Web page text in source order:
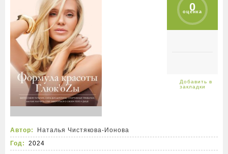
0
оценка
Автор:
Наталья Чистякова-Ионова
Год:
2024